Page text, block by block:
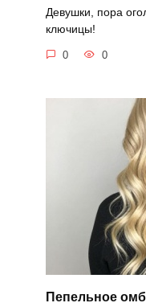
Девушки, пора
ключицы!
0 0
Пепельное